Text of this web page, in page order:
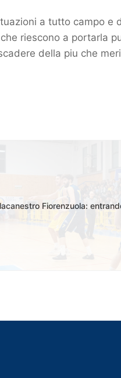
a tutto campo e
riescono a portarla
della piu che
Fiorenzuola: